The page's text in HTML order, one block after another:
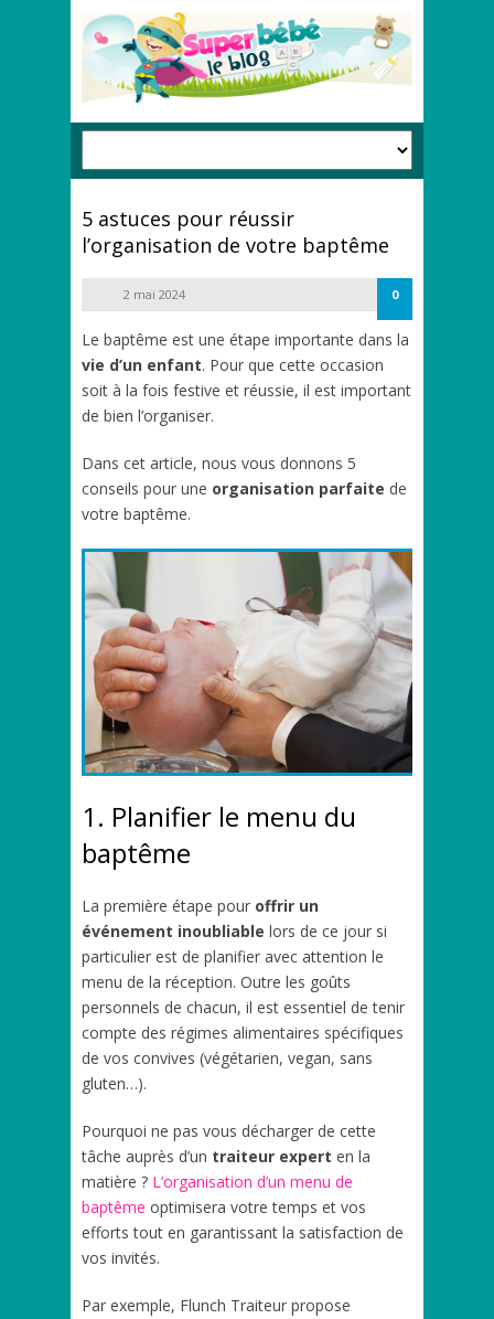
5 astuces pour réussir
l’organisation de votre baptême
2 mai 2024 0
Le baptême est une étape importante dans la
vie d’un enfant. Pour que cette occasion
soit à la fois festive et réussie, il est important
de bien l’organiser.
Dans cet article, nous vous donnons 5
conseils pour une organisation parfaite de
votre baptême.
1. Planifier le menu du
baptême
La première étape pour offrir un
événement inoubliable lors de ce jour si
particulier est de planifier avec attention le
menu de la réception. Outre les goûts
personnels de chacun, il est essentiel de tenir
compte des régimes alimentaires spécifiques
de vos convives (végétarien, vegan, sans
gluten…).
Pourquoi ne pas vous décharger de cette
tâche auprès d’un traiteur expert en la
matière ? L’organisation d’un menu de
baptême optimisera votre temps et vos
efforts tout en garantissant la satisfaction de
vos invités.
Par exemple, Flunch Traiteur propose